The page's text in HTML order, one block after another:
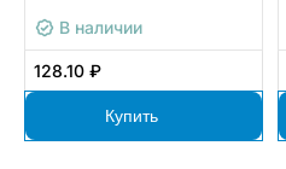
В наличии
128.10 ₽
Купить